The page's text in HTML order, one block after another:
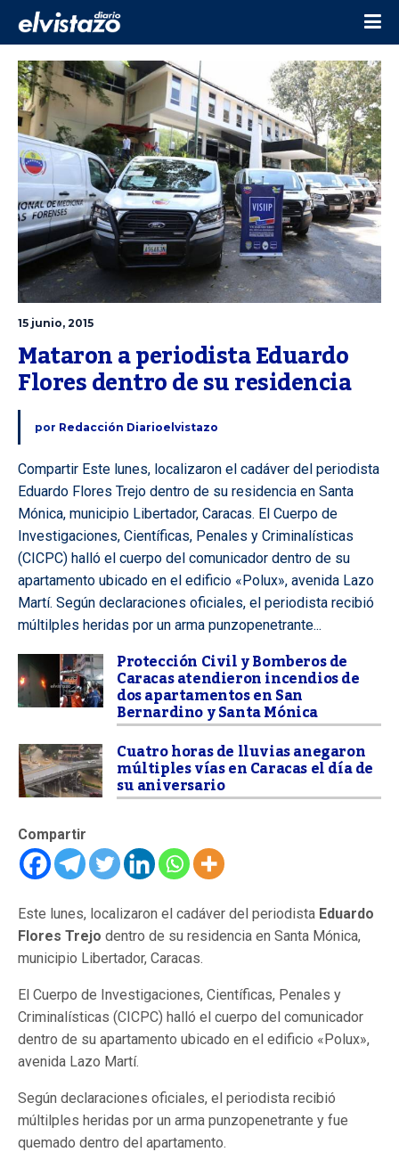
15 junio, 2015
Mataron a periodista Eduardo
Flores dentro de su residencia
por Redacción Diarioelvistazo
Compartir Este lunes, localizaron el cadáver del periodista
Eduardo Flores Trejo dentro de su residencia en Santa
Mónica, municipio Libertador, Caracas. El Cuerpo de
Investigaciones, Científicas, Penales y Criminalísticas
(CICPC) halló el cuerpo del comunicador dentro de su
apartamento ubicado en el edificio «Polux», avenida Lazo
Martí. Según declaraciones oficiales, el periodista recibió
múltilples heridas por un arma punzopenetrante...
Protección Civil y Bomberos de
Caracas atendieron incendios de
dos apartamentos en San
Bernardino y Santa Mónica
Cuatro horas de lluvias anegaron
múltiples vías en Caracas el día de
su aniversario
Compartir
Este lunes, localizaron el cadáver del periodista Eduardo
Flores Trejo dentro de su residencia en Santa Mónica,
municipio Libertador, Caracas.
El Cuerpo de Investigaciones, Científicas, Penales y
Criminalísticas (CICPC) halló el cuerpo del comunicador
dentro de su apartamento ubicado en el edificio «Polux»,
avenida Lazo Martí.
Según declaraciones oficiales, el periodista recibió
múltilples heridas por un arma punzopenetrante y fue
quemado dentro del apartamento.